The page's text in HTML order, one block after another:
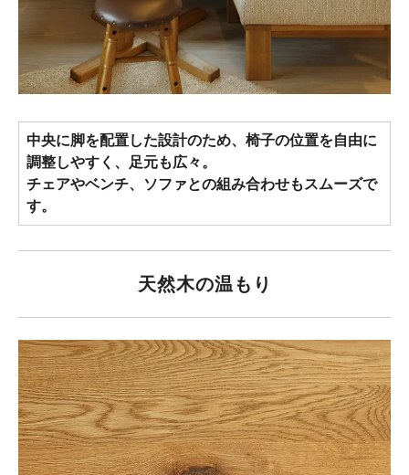
中央に脚を配置した設計のため、椅子の位置を自由に
調整しやすく、足元も広々。
チェアやベンチ、ソファとの組み合わせもスムーズで
す。
天然木の温もり